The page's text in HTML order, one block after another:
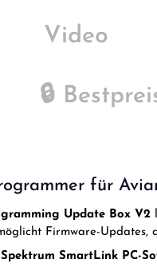
Video
🔒
für
Update Box V2
Firmware-
Spektrum SmartLink PC-